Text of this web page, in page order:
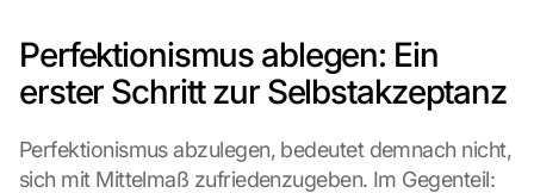
Perfektionismus ablegen: Ein
erster Schritt zur Selbstakzeptanz
Perfektionismus abzulegen, bedeutet demnach nicht,
sich mit Mittelmaß zufriedenzugeben. Im Gegenteil: